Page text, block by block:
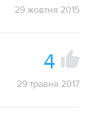
29 жовтня 2015
4
29 травня 2017